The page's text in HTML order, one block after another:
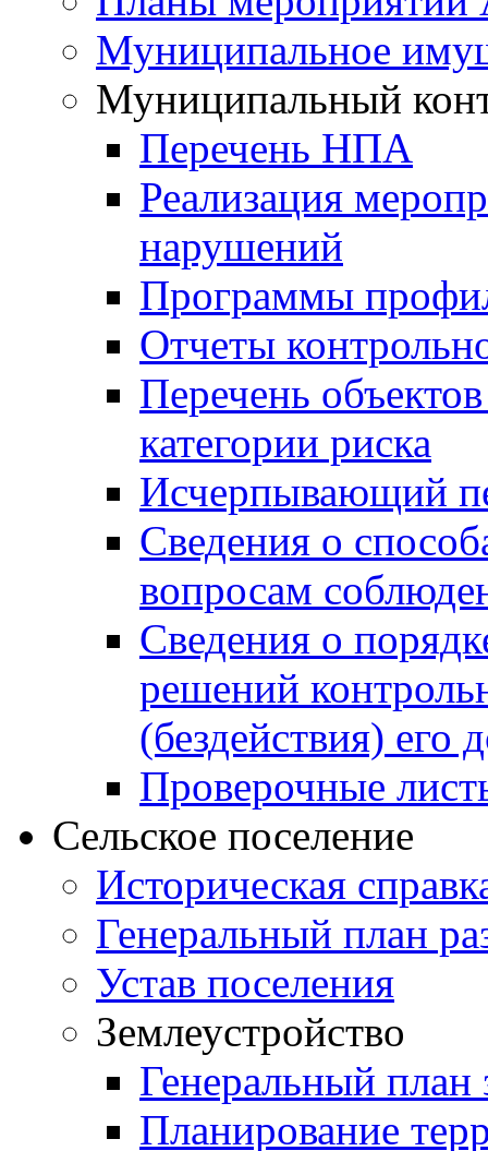
Муниципальное
Муниципальный
Перечень НПА
Реализация
нарушений
Программы
Отчеты
Перечень
категории риска
Исчерпывающий
Сведения о
вопросам
Сведения о
решений
(бездействия) его
Проверочные
Сельское поселение
Историческая
Генеральный план
Устав поселения
Землеустройство
Генеральный план
Планирование